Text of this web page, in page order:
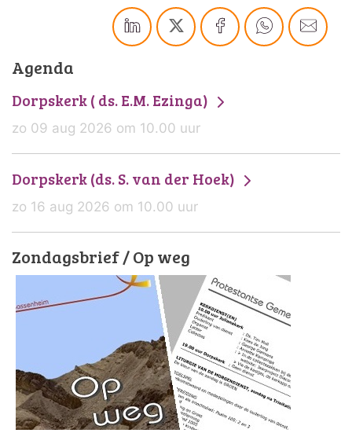
Agenda
Dorpskerk ( ds. E.M. Ezinga)
zo 09 aug 2026 om 10.00 uur
Dorpskerk (ds. S. van der Hoek)
zo 16 aug 2026 om 10.00 uur
Zondagsbrief / Op weg